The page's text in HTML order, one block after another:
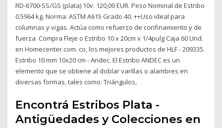
RD-6700-SS/GS (plata) 10v. 120,00 EUR. Peso Nominal de Estribo
0.5964 kg. Norma: ASTM A615 Grado 40. ++Uso ideal para
columnas y vigas. Actúa como refuerzo de confinamiento y de
fuerza Compra Fleje o Estribo 10 x 20cm x 1/4pulg Caja 60 Und.
en Homecenter.com. co, los mejores productos de HLF - 209335.
Estribo 10 mm 10x20 cm - Andec. El Estribo ANDEC es un
elemento que se obtiene al doblar varillas o alambres en
diversas formas, tales como: Triángulos,
Encontrá Estribos Plata -
Antigüedades y Colecciones en